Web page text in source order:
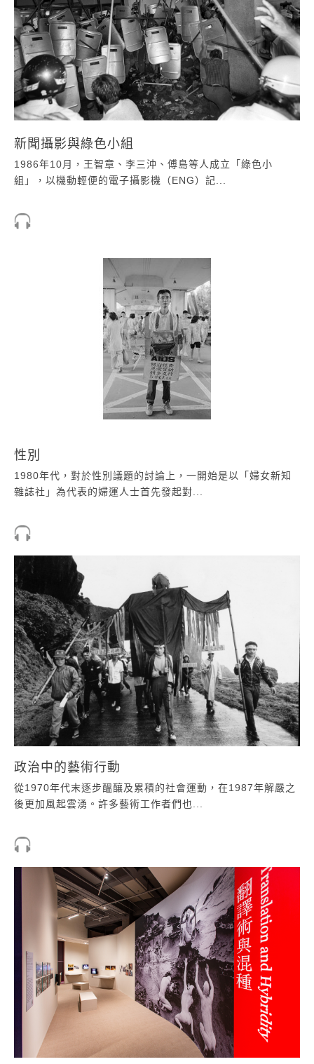
新聞攝影與綠色小組
1986年10月，王智章、李三沖、傅島等人成立「綠色小
組」，以機動輕便的電子攝影機（ENG）記...
性別
1980年代，對於性別議題的討論上，一開始是以「婦女新知
雜誌社」為代表的婦運人士首先發起對...
政治中的藝術行動
從1970年代末逐步醞釀及累積的社會運動，在1987年解嚴之
後更加風起雲湧。許多藝術工作者們也...